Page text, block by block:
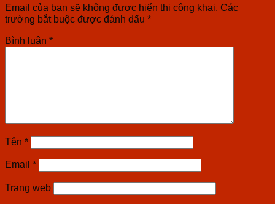
Email của bạn sẽ không được hiển thị công khai. Các
trường bắt buộc được đánh dấu *
Bình luận *
Tên *
Email *
Trang web